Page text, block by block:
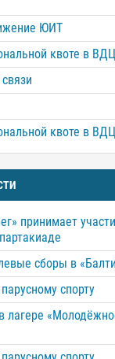
ЮИТ
квоте в
квоте в
принимает
сборы в
спорту
лагере